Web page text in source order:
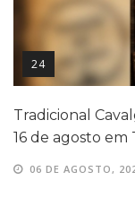
24
Tradicional
16 de agosto em
06 DE AGOSTO,